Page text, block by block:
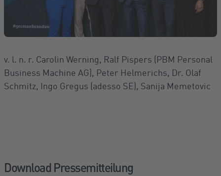
v. l. n. r. Carolin Werning, Ralf Pispers (PBM Personal
Business Machine AG), Peter Helmerichs, Dr. Olaf
Schmitz, Ingo Gregus (adesso SE), Sanija Memetovic
Download Pressemitteilung